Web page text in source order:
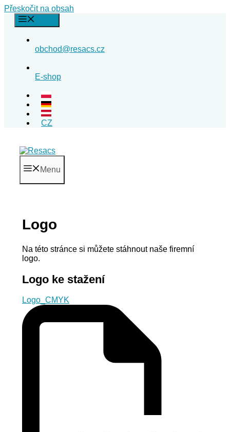
Přeskočit na obsah
obchod@resacs.cz
E-shop
CZ
Menu
Logo
Na této stránce si můžete stáhnout naše firemní
logo.
Logo ke stažení
Logo_CMYK